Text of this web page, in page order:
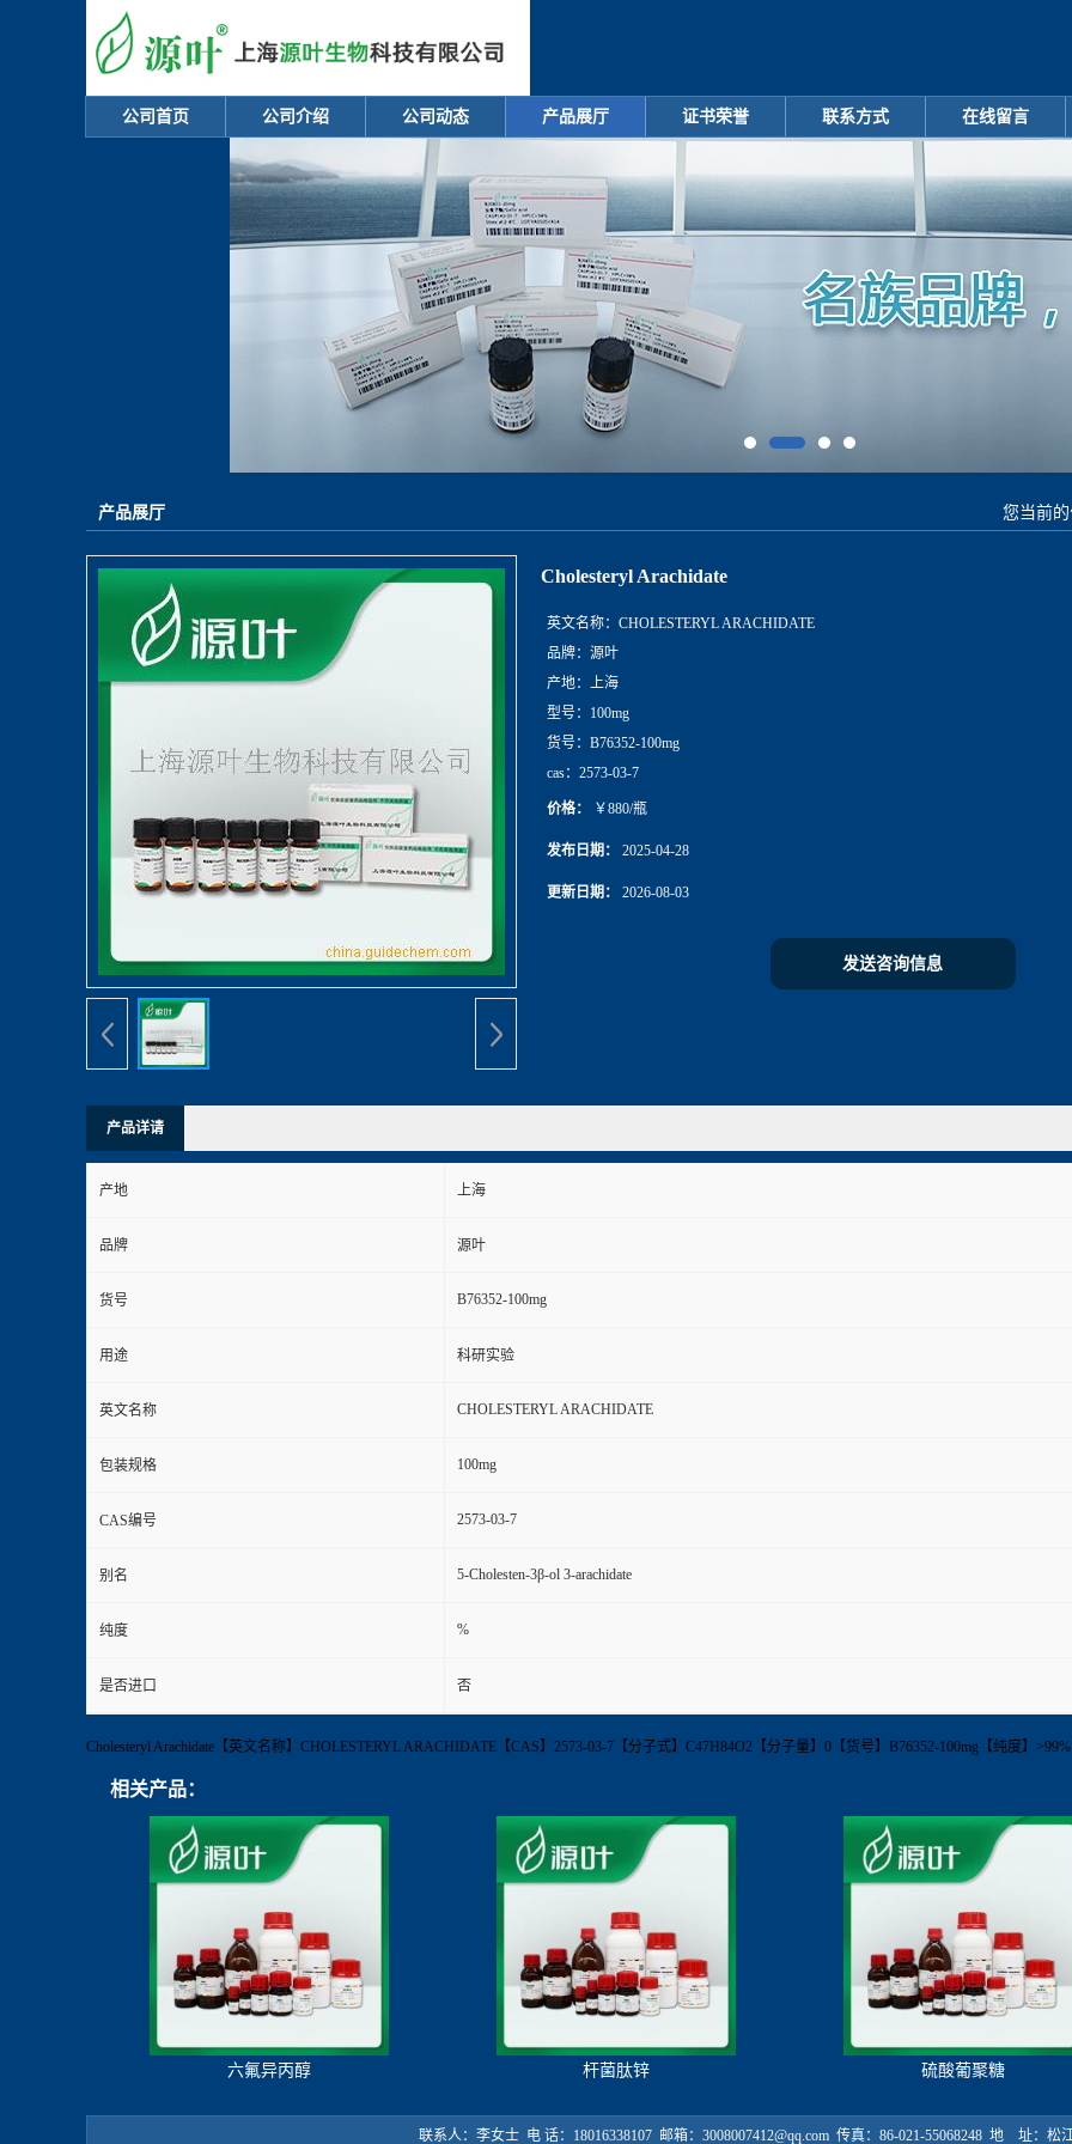
公司首页 公司介绍 公司动态 产品展厅 证书荣誉 联系方式 在线留言
产品展厅 您当前的
Cholesteryl Arachidate
英文名称： CHOLESTERYL ARACHIDATE
品牌： 源叶
产地： 上海
型号： 100mg
货号： B76352-100mg
cas： 2573-03-7
价格： ￥880/瓶
发布日期： 2025-04-28
更新日期： 2026-08-03
发送咨询信息
产品详请
产地 上海
品牌 源叶
货号 B76352-100mg
用途 科研实验
英文名称 CHOLESTERYL ARACHIDATE
包装规格 100mg
CAS编号 2573-03-7
别名 5-Cholesten-3β-ol 3-arachidate
纯度 %
是否进口 否
Cholesteryl Arachidate【英文名称】CHOLESTERYL ARACHIDATE【CAS】2573-03-7【分子式】C47H84O2【分子量】0【货号】B76352-100mg【纯度】
相关产品：
六氟异丙醇 杆菌肽锌 硫酸葡聚糖
联系人：李女士 电 话：18016338107 邮箱：3008007412@qq.com 传真：86-021-55068248 地 址：松